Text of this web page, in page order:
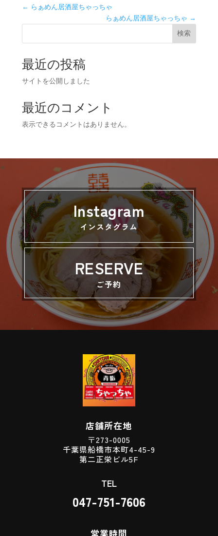
← らぁめん居酒屋ちゃっちゃ
らぁめん居酒屋ちゃっちゃ →
検索
最近の投稿
サイトを公開しました
最近のコメント
表示できるコメントはありません。
Instagram
インスタグラム
RESERVE
ご予約
店舗所在地
〒273-0005
千葉県船橋市本町4-45-9
第二正栄ビル5F
TEL
047-751-7606
営業時間